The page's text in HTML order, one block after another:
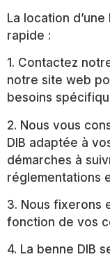
La location
rapide :
1. Contactez
notre site web
besoins
2. Nous vous
DIB adaptée à
démarches à
réglementations
3. Nous fixerons
fonction de vos
4. La benne DIB